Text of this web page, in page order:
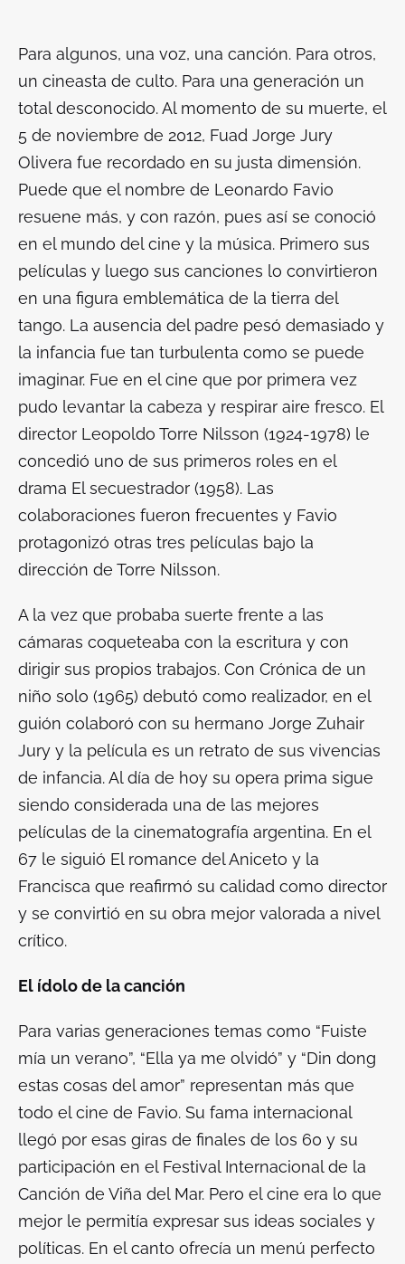
Para algunos, una voz, una canción. Para otros,
un cineasta de culto. Para una generación un
total desconocido. Al momento de su muerte, el
5 de noviembre de 2012, Fuad Jorge Jury
Olivera fue recordado en su justa dimensión.
Puede que el nombre de Leonardo Favio
resuene más, y con razón, pues así se conoció
en el mundo del cine y la música. Primero sus
películas y luego sus canciones lo convirtieron
en una figura emblemática de la tierra del
tango. La ausencia del padre pesó demasiado y
la infancia fue tan turbulenta como se puede
imaginar. Fue en el cine que por primera vez
pudo levantar la cabeza y respirar aire fresco. El
director Leopoldo Torre Nilsson (1924-1978) le
concedió uno de sus primeros roles en el
drama El secuestrador (1958). Las
colaboraciones fueron frecuentes y Favio
protagonizó otras tres películas bajo la
dirección de Torre Nilsson.
A la vez que probaba suerte frente a las
cámaras coqueteaba con la escritura y con
dirigir sus propios trabajos. Con Crónica de un
niño solo (1965) debutó como realizador, en el
guión colaboró con su hermano Jorge Zuhair
Jury y la película es un retrato de sus vivencias
de infancia. Al día de hoy su opera prima sigue
siendo considerada una de las mejores
películas de la cinematografía argentina. En el
67 le siguió El romance del Aniceto y la
Francisca que reafirmó su calidad como director
y se convirtió en su obra mejor valorada a nivel
crítico.
El ídolo de la canción
Para varias generaciones temas como “Fuiste
mía un verano”, “Ella ya me olvidó” y “Din dong
estas cosas del amor” representan más que
todo el cine de Favio. Su fama internacional
llegó por esas giras de finales de los 60 y su
participación en el Festival Internacional de la
Canción de Viña del Mar. Pero el cine era lo que
mejor le permitía expresar sus ideas sociales y
políticas. En el canto ofrecía un menú perfecto